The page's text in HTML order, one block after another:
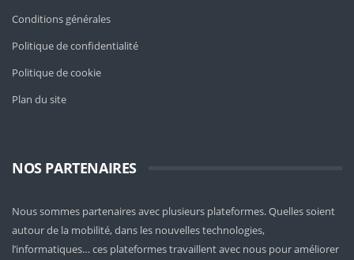
Conditions générales
Politique de confidentialité
Politique de cookie
Plan du site
NOS PARTENAIRES
Nous sommes partenaires avec plusieurs plateformes. Quelles soient
autour de la mobilité, dans les nouvelles technologies,
l’informatiques… ces plateformes travaillent avec nous pour améliorer